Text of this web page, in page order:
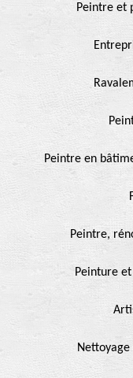
Peintre et
Peintre en
Peintre,
Peinture